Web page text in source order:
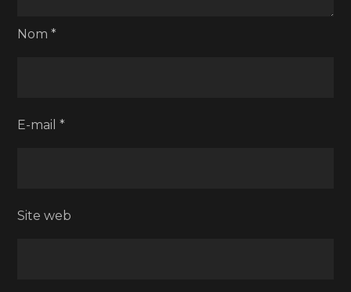
Nom*
E-mail*
Site web